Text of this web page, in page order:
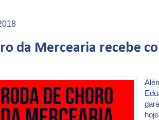
da Mercearia recebe